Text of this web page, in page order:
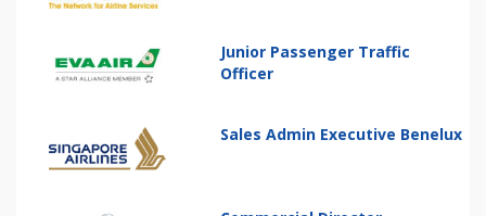
Junior Passenger Traffic
Officer
Sales Admin Executive Benelux